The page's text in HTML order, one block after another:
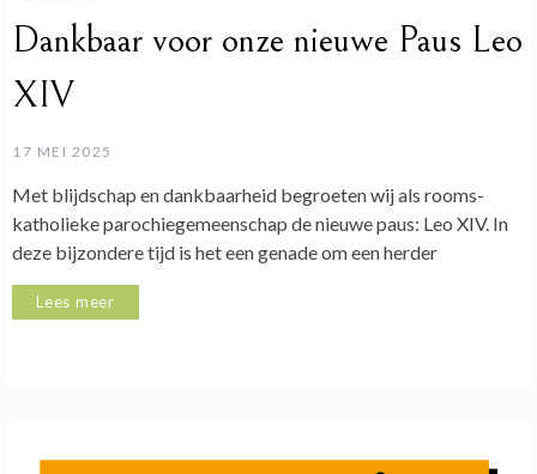
Dankbaar voor onze nieuwe Paus Leo
XIV
17 MEI 2025
Met blijdschap en dankbaarheid begroeten wij als rooms-
katholieke parochiegemeenschap de nieuwe paus: Leo XIV. In
deze bijzondere tijd is het een genade om een herder
Lees meer